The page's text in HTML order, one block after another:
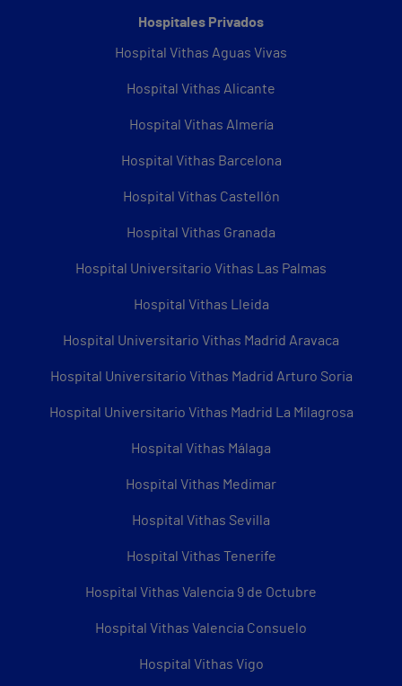
Hospitales Privados
Hospital Vithas Aguas Vivas
Hospital Vithas Alicante
Hospital Vithas Almería
Hospital Vithas Barcelona
Hospital Vithas Castellón
Hospital Vithas Granada
Hospital Universitario Vithas Las Palmas
Hospital Vithas Lleida
Hospital Universitario Vithas Madrid Aravaca
Hospital Universitario Vithas Madrid Arturo Soria
Hospital Universitario Vithas Madrid La Milagrosa
Hospital Vithas Málaga
Hospital Vithas Medimar
Hospital Vithas Sevilla
Hospital Vithas Tenerife
Hospital Vithas Valencia 9 de Octubre
Hospital Vithas Valencia Consuelo
Hospital Vithas Vigo